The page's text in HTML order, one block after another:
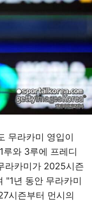
무라카미 영입이
와 3루에 프레디
라카미가 2025시즌
"1년 동안 무라카미
시즌부터 먼시의